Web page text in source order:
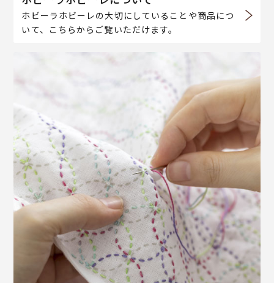
ホビーラホビーレの大切にしていることや商品につ
いて、こちらからご覧いただけます。